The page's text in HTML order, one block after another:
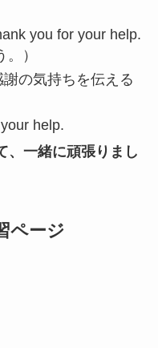
you for your help.
）
謝の気持ちを伝える
help.
、一緒に頑張りまし
ページ